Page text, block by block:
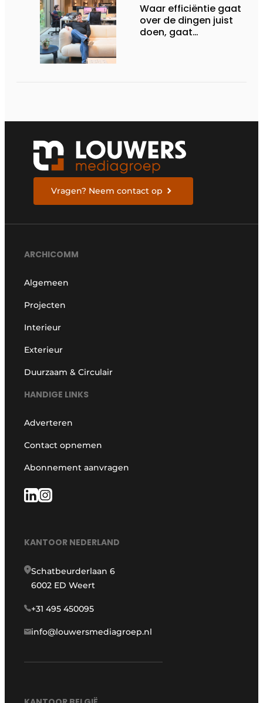
Waar efficiëntie gaat
over de dingen juist
doen, gaat
Vragen? Neem contact op
ARCHICOMM
Algemeen
Projecten
Interieur
Exterieur
Duurzaam & Circulair
HANDIGE LINKS
Adverteren
Contact opnemen
Abonnement aanvragen
KANTOOR NEDERLAND
Schatbeurderlaan 6
6002 ED Weert
+31 495 450095
info@louwersmediagroep.nl